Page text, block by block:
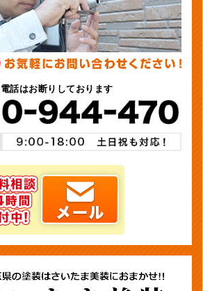
話はお断りしております